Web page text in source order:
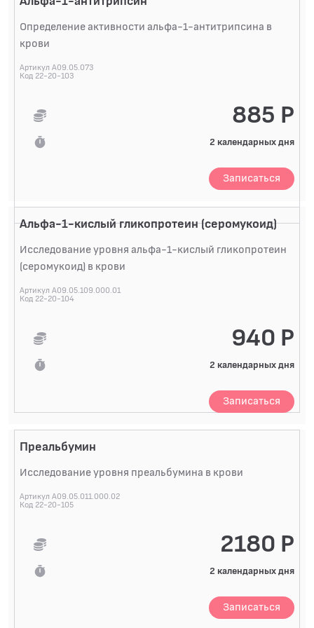
Выявляется у большей части больных, страдающих
ревматоидным артритом (75-80%).В сыворотке крови
ревматоидный фактор обычно присутствует в виде
откладываются в суставной оболочке и стенках
внутри сустава, что в конечном итоге приводит к
разрушению хрящевой...
Определение активности альфа-1-антитрипсина в
крови
Артикул A09.05.073
Код 22-20-103
885 Р
2 календарных дня
Записаться
Альфа-1-кислый гликопротеин (серомукоид)
Исследование уровня альфа-1-кислый гликопротеин
(серомукоид) в крови
Артикул A09.05.109.000.01
Код 22-20-104
940 Р
2 календарных дня
Записаться
Преальбумин
Исследование уровня преальбумина в крови
Артикул A09.05.011.000.02
Код 22-20-105
2180 Р
2 календарных дня
Записаться